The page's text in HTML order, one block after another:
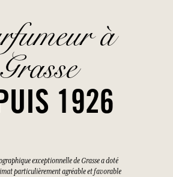
à
Grasse
1926
exceptionnelle de Grasse a doté
particulièrement agréable et favorable